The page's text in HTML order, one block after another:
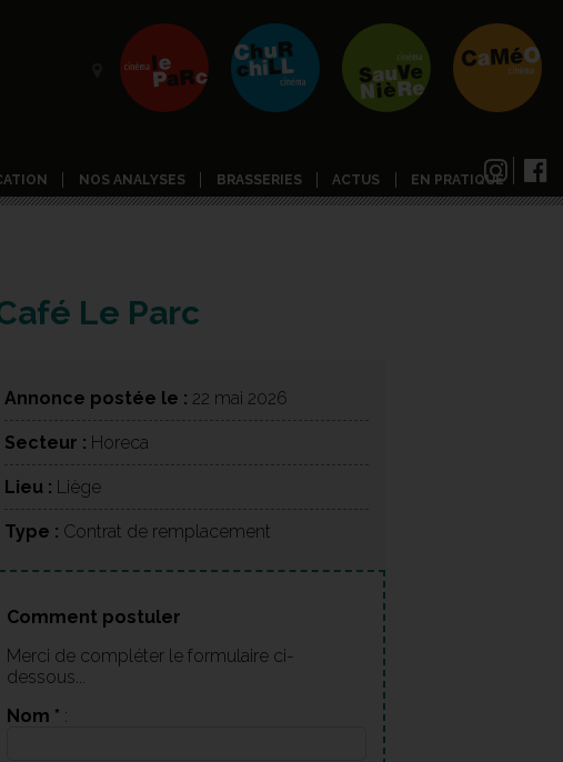
NOS ANALYSES BRASSERIES ACTUS EN PRATIQUE
Le Parc
Annonce postée le : 22 mai 2026
Secteur : Horeca
Lieu : Liège
Type : Contrat de remplacement
Comment postuler
Merci de compléter le formulaire ci-
dessous...
Nom * :